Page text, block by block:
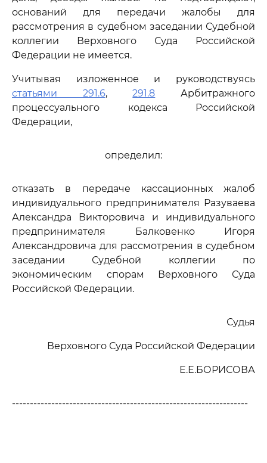
оснований для передачи жалобы для
рассмотрения в судебном заседании Судебной
коллегии Верховного Суда Российской
Федерации не имеется.
Учитывая изложенное и руководствуясь
статьями 291.6,291.8 Арбитражного
процессуального кодекса Российской
Федерации,
определил:
отказать в передаче кассационных жалоб
индивидуального предпринимателя Разуваева
Александра Викторовича и индивидуального
предпринимателя Балковенко Игоря
Александровича для рассмотрения в судебном
заседании Судебной коллегии по
экономическим спорам Верховного Суда
Российской Федерации.
Судья
Верховного Суда Российской Федерации
Е.Е.БОРИСОВА
------------------------------------------------------------------